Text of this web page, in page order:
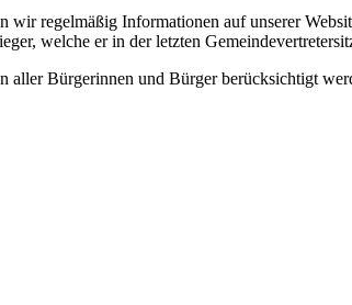
regelmäßig Informationen auf unserer
welche er in der letzten
aller Bürgerinnen und Bürger berücksichtigt